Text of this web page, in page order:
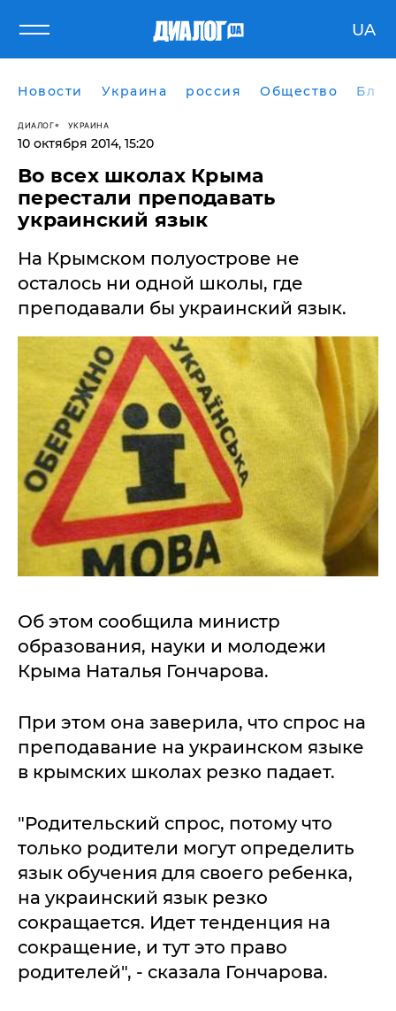
UA
Новости Украина россия Общество
ДИАЛОГ УКРАИНА
10 октября 2014, 15:20
Во всех школах Крыма
перестали преподавать
украинский язык
На Крымском полуострове не
осталось ни одной школы, где
преподавали бы украинский язык.
Об этом сообщила министр
образования, науки и молодежи
Крыма Наталья Гончарова.
При этом она заверила, что спрос на
преподавание на украинском языке
в крымских школах резко падает.
"Родительский спрос, потому что
только родители могут определить
язык обучения для своего ребенка,
на украинский язык резко
сокращается. Идет тенденция на
сокращение, и тут это право
родителей", - сказала Гончарова.